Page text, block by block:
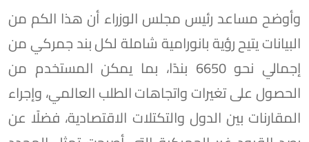
وأوضح مساعد رئيس مجلس الوزراء أن هذا الكم من
البيانات يتيح رؤية بانورامية شاملة لكل بند جمركي من
إجمالي نحو 6650 بندًا، بما يمكن المستخدم من
الحصول على تغيرات واتجاهات الطلب العالمي، وإجراء
المقارنات بين الدول والتكتلات الاقتصادية، فضلًا عن